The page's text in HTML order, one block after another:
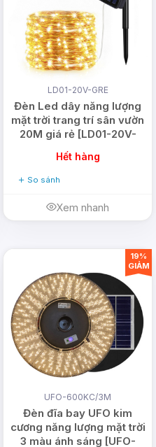
LD01-20V-GRE
Đèn Led dây năng lượng
mặt trời trang trí sân vườn
20M giá rẻ [LD01-20V-
GRE]
Hết hàng
So sánh
Xem nhanh
UFO-600KC/3M
Đèn đĩa bay UFO kim
cương năng lượng mặt trời
3 màu ánh sáng [UFO-
19%
GIẢM